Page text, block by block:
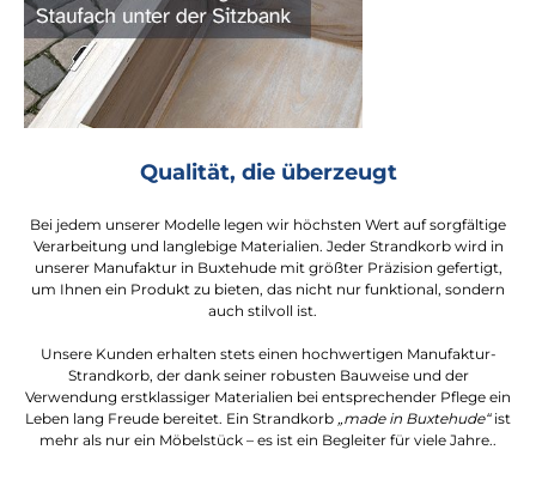
Qualität, die überzeugt
Bei jedem unserer Modelle legen wir höchsten Wert auf sorgfältige
Verarbeitung und langlebige Materialien. Jeder Strandkorb wird in
unserer Manufaktur in Buxtehude mit größter Präzision gefertigt,
um Ihnen ein Produkt zu bieten, das nicht nur funktional, sondern
auch stilvoll ist.
Unsere Kunden erhalten stets einen hochwertigen Manufaktur-
Strandkorb, der dank seiner robusten Bauweise und der
Verwendung erstklassiger Materialien bei entsprechender Pflege ein
Leben lang Freude bereitet. Ein Strandkorb „made in Buxtehude“ist
mehr als nur ein Möbelstück – es ist ein Begleiter für viele Jahre..